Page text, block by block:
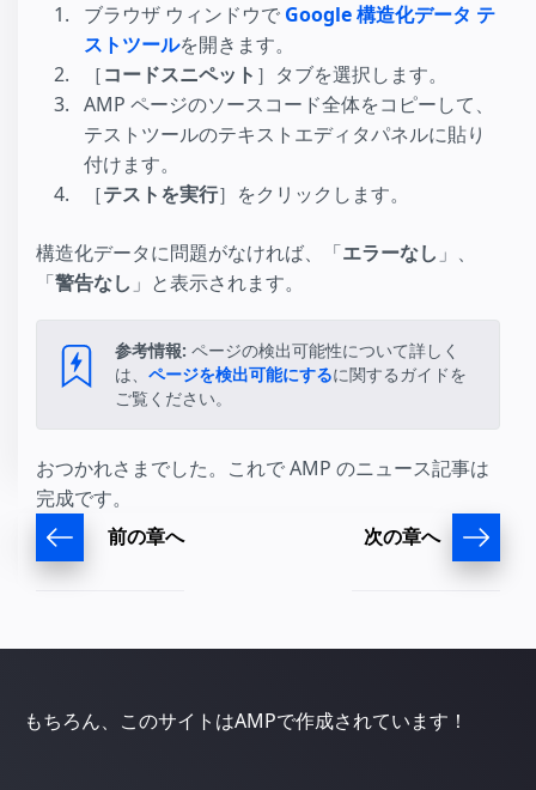
ブラウザ ウィンドウで Google 構造化データ テ
ストツールを開きます。
［コードスニペット ］タブを選択します。
AMP ページのソースコード全体をコピーして、
テストツールのテキストエディタパネルに貼り
付けます。
［テストを実行］をクリックします。
構造化データに問題がなければ、「エラーなし 」、
「警告なし 」と表示されます。
参考情報: ページの検出可能性について詳しく
は、 ページを検出可能にするに関するガイドを
ご覧ください。
おつかれさまでした。これで AMP のニュース記事は
完成です。
前の章へ 次の章へ
もちろん、このサイトはAMPで作成されています！